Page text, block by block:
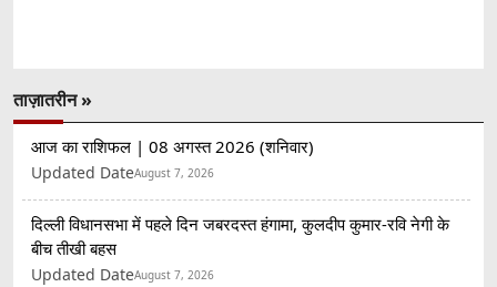
ताज़ातरीन »
आज का राशिफल | 08 अगस्त 2026 (शनिवार)
Updated DateAugust 7, 2026
दिल्ली विधानसभा में पहले दिन जबरदस्त हंगामा, कुलदीप कुमार-रवि नेगी के
बीच तीखी बहस
Updated DateAugust 7, 2026